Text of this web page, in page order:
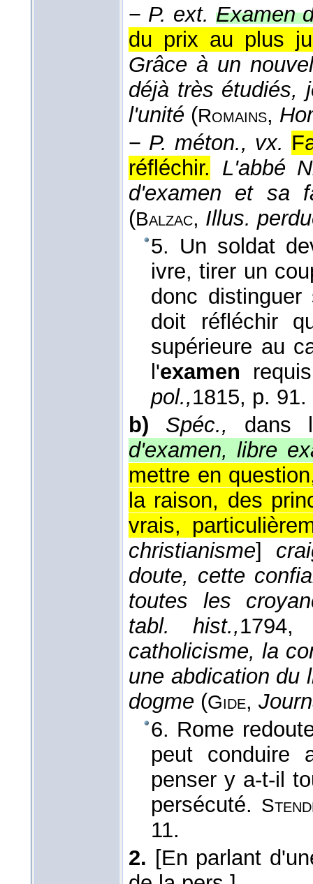
− P. ext. Examen
du prix au plus
Grâce à un
déjà très étudiés,
l'unité (Romains,
− P. méton., vx.
réfléchir. L'abbé
d'examen et sa
(Balzac, Illus.
5. Un soldat
ivre, tirer un
donc
doit réfléchir
supérieure au
l'examen
pol.,1815, p. 91.
b)
Spéc.,
dans
d'examen, libre
mettre en
la raison, des
vrais,
christianisme]
doute, cette
toutes les
tabl. hist.,1794,
catholicisme, la
une abdication du
dogme (Gide,
6. Rome
peut conduire
penser y a-t-il
persécuté.
11.
2. [En parlant